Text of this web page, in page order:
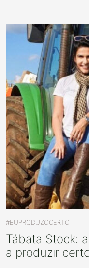
#EUPRODUZOCERTO
Tábata Stock:
a produzir